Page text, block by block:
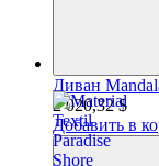
Диван
2 020,32 $
Добавить в